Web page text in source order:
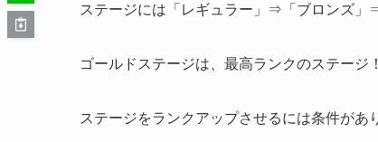
ステージには「レギュラー」⇒「ブロンズ
ゴールドステージは、最高ランクのステージ
ステージをランクアップさせるには条件があ